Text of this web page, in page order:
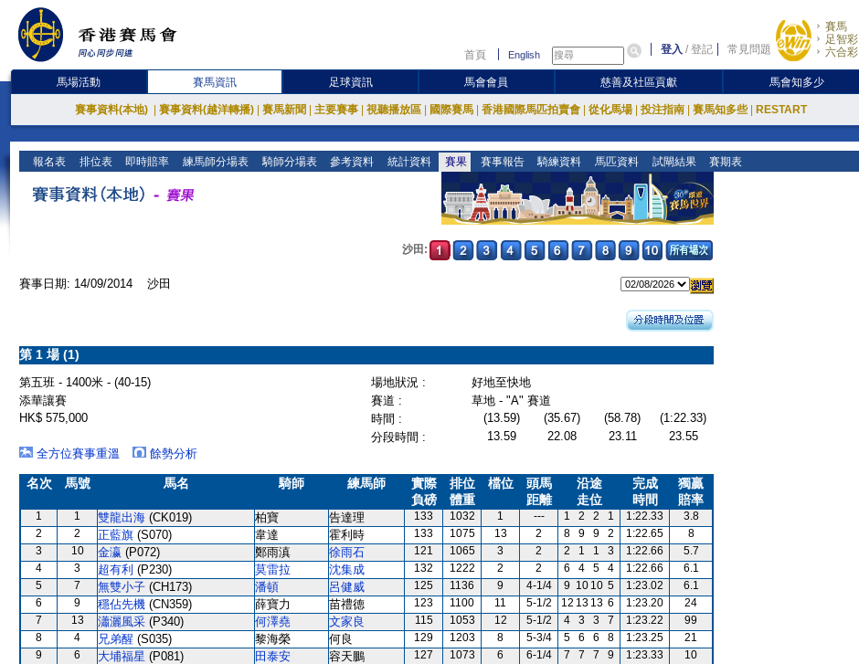
首頁 English 登入 /登記 常見問題
賽馬
足智彩
六合彩
馬場活動 賽馬資訊 足球資訊 馬會會員 慈善及社區貢獻 馬會知多少
賽事資料(本地) 賽事資料(越洋轉播) 賽馬新聞 主要賽事 視聽播放區 國際賽馬 香港國際馬匹拍賣會 從化馬場 投注指南 賽馬知多些 RESTART
報名表 排位表 即時賠率 練馬師分場表 騎師分場表 參考資料 統計資料 賽果 賽事報告 騎練資料 馬匹資料 試閘結果 賽期表
沙田:
賽事日期: 14/09/2014 沙田
第 1 場 (1)
第五班 - 1400米 - (40-15) 場地狀況 :
好地至快地
添華讓賽
賽道 :
草地 - "A" 賽道
HK$ 575,000
時間 : (13.59) (35.67) (58.78)
(1:22.33)
分段時間 :
13.59 22.08 23.11
23.55
全方位賽事重溫
餘勢分析
名次 馬號 馬名 騎師 練馬師
實際
負磅
排位
體重
檔位
頭馬
距離
沿途
走位
完成
時間
獨贏
賠率
1 1 雙龍出海 (CK019) 柏寶 告達理 133 1032 1 --- 1 2 2 1 1:22.33
3.8
2
2 正藍旗 (S070) 韋達 霍利時 133 1075 13 2 8 9 9 2 1:22.65
8
3
10 金瀛 (P072) 鄭雨滇 徐雨石 121 1065 3 2 2 1 1 3 1:22.66
5.7
4
3 超有利 (P230) 莫雷拉 沈集成 132 1222 2 2 6 4 5 4 1:22.66
6.1
5
7 無雙小子 (CH173) 潘頓 呂健威 125 1136 9 4-1/4 9 10 10 5 1:23.02
6.1
6
9 穩佔先機 (CN359) 薛寶力 苗禮德 123 1100 11 5-1/2 12 13 13 6 1:23.20
24
7
13 瀟灑風采 (P340) 何澤堯 文家良 115 1053 12 5-1/2 4 3 3 7 1:23.22
99
8
4 兄弟醒 (S035) 黎海榮 何良 129 1203 8 5-3/4 5 6 6 8 1:23.25
21
9
6 大埔福星 (P081) 田泰安 容天鵬 127 1073 6 6-1/4 7 7 7 9 1:23.33
10